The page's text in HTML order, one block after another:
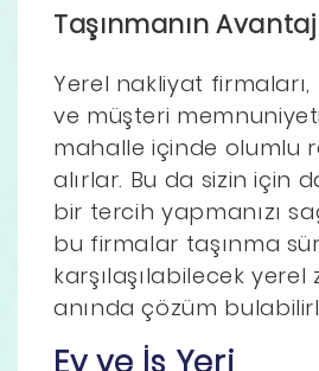
Taşınmanın
Yerel nakliyat
ve müşteri
mahalle içinde olumlu
alırlar. Bu da sizin için
bir tercih yapmanızı
bu firmalar taşınma
karşılaşılabilecek yerel
anında çözüm